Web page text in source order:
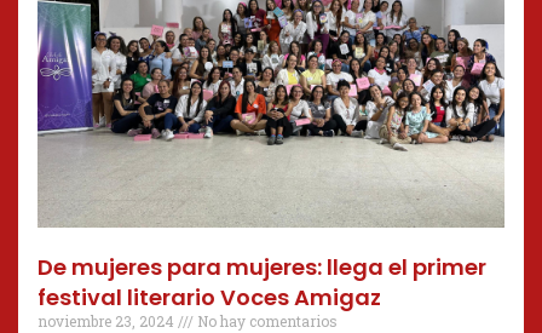
De mujeres para mujeres: llega el primer
festival literario Voces Amigaz
noviembre 23, 2024
No hay comentarios